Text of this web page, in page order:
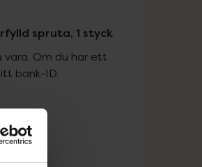
spruta, 1 styck
Om du har ett
bank-ID.